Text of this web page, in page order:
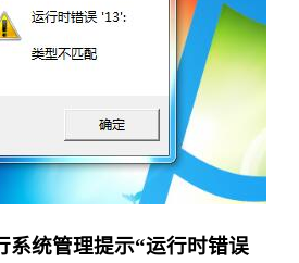
系统管理提示“运行时错误